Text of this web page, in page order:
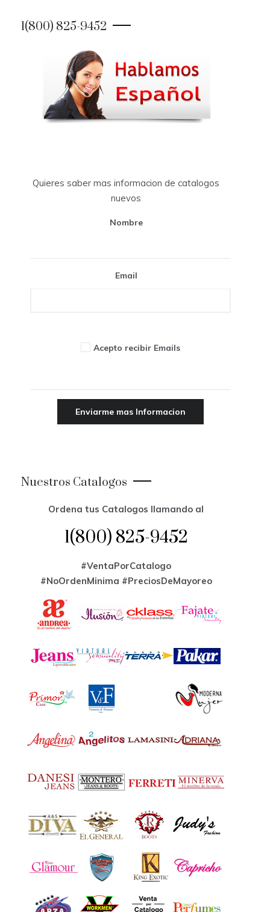
1(800) 825-9452
Quieres saber mas informacion de catalogos
nuevos
Nombre
Email
Acepto recibir Emails
Nuestros Catalogos
Ordena tus Catalogos llamando al
1(800) 825-9452
#VentaPorCatalogo
#NoOrdenMinima #PreciosDeMayoreo